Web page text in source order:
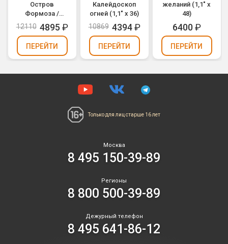
Остров
Формоза /
Eiland Formosa
(0,8" х 64)
12110 4895 ₽
ПЕРЕЙТИ
Калейдоскоп
огней (1,1" х 36)
10869 4394₽
ПЕРЕЙТИ
желаний (1,1" х
48)
6400₽
ПЕРЕЙТИ
Только для лицстарше 16 лет
Москва
8 495 150-39-89
Регионы
8 800 500-39-89
Дежурный телефон
8 495 641-86-12